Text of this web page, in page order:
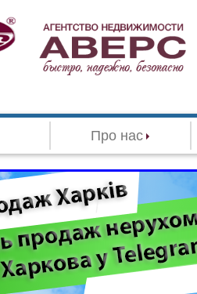
Про нас